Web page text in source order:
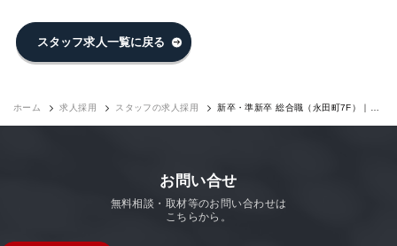
スタッフ求人一覧に戻る
ホーム 求人採用 スタッフの求人採用
新卒・準新卒 総合職（永田町7F）｜求
お問い合せ
無料相談・取材等のお問い合わせは
こちらから。